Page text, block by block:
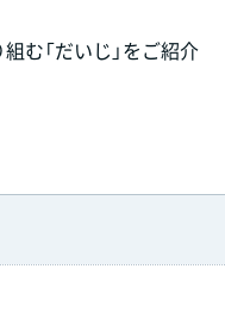
む「だいじ」をご紹介